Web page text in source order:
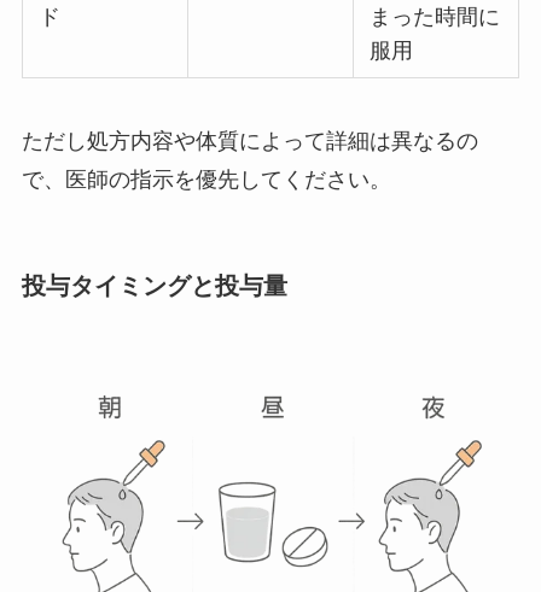
ド
まった時間に
服用
ただし処方内容や体質によって詳細は異なるの
で、医師の指示を優先してください。
投与タイミングと投与量